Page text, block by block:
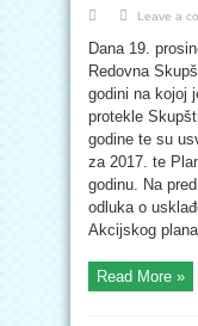
Leave a
Dana 19.
Redovna
godini na kojoj
protekle
godine te su
za 2017. te
godinu. Na
odluka o
Akcijskog
Read More »